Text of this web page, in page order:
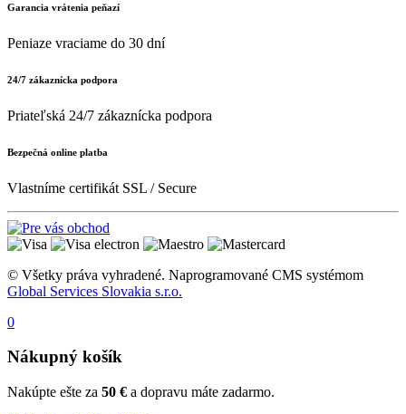
Garancia vrátenia peňazí
Peniaze vraciame do 30 dní
24/7 zákaznícka podpora
Priateľská 24/7 zákaznícka podpora
Bezpečná online platba
Vlastníme certifikát SSL / Secure
© Všetky práva vyhradené. Naprogramované CMS systémom
Global Services Slovakia s.r.o.
0
Nákupný košík
Nakúpte ešte za 50 € a dopravu máte zadarmo.